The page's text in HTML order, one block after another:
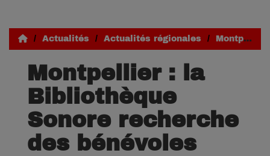
Actualités Actualités régionales Montpellier : la Bibliothèque Sonore recherche des bénévoles
Montpellier : la
Bibliothèque
Sonore recherche
des bénévoles